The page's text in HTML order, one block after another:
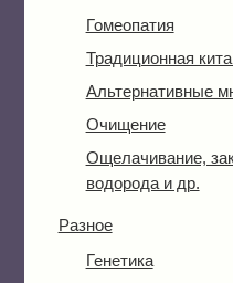
Гомеопатия
Традиционная
Альтернативные
Очищение
Ощелачивание,
водорода и др.
Разное
Генетика